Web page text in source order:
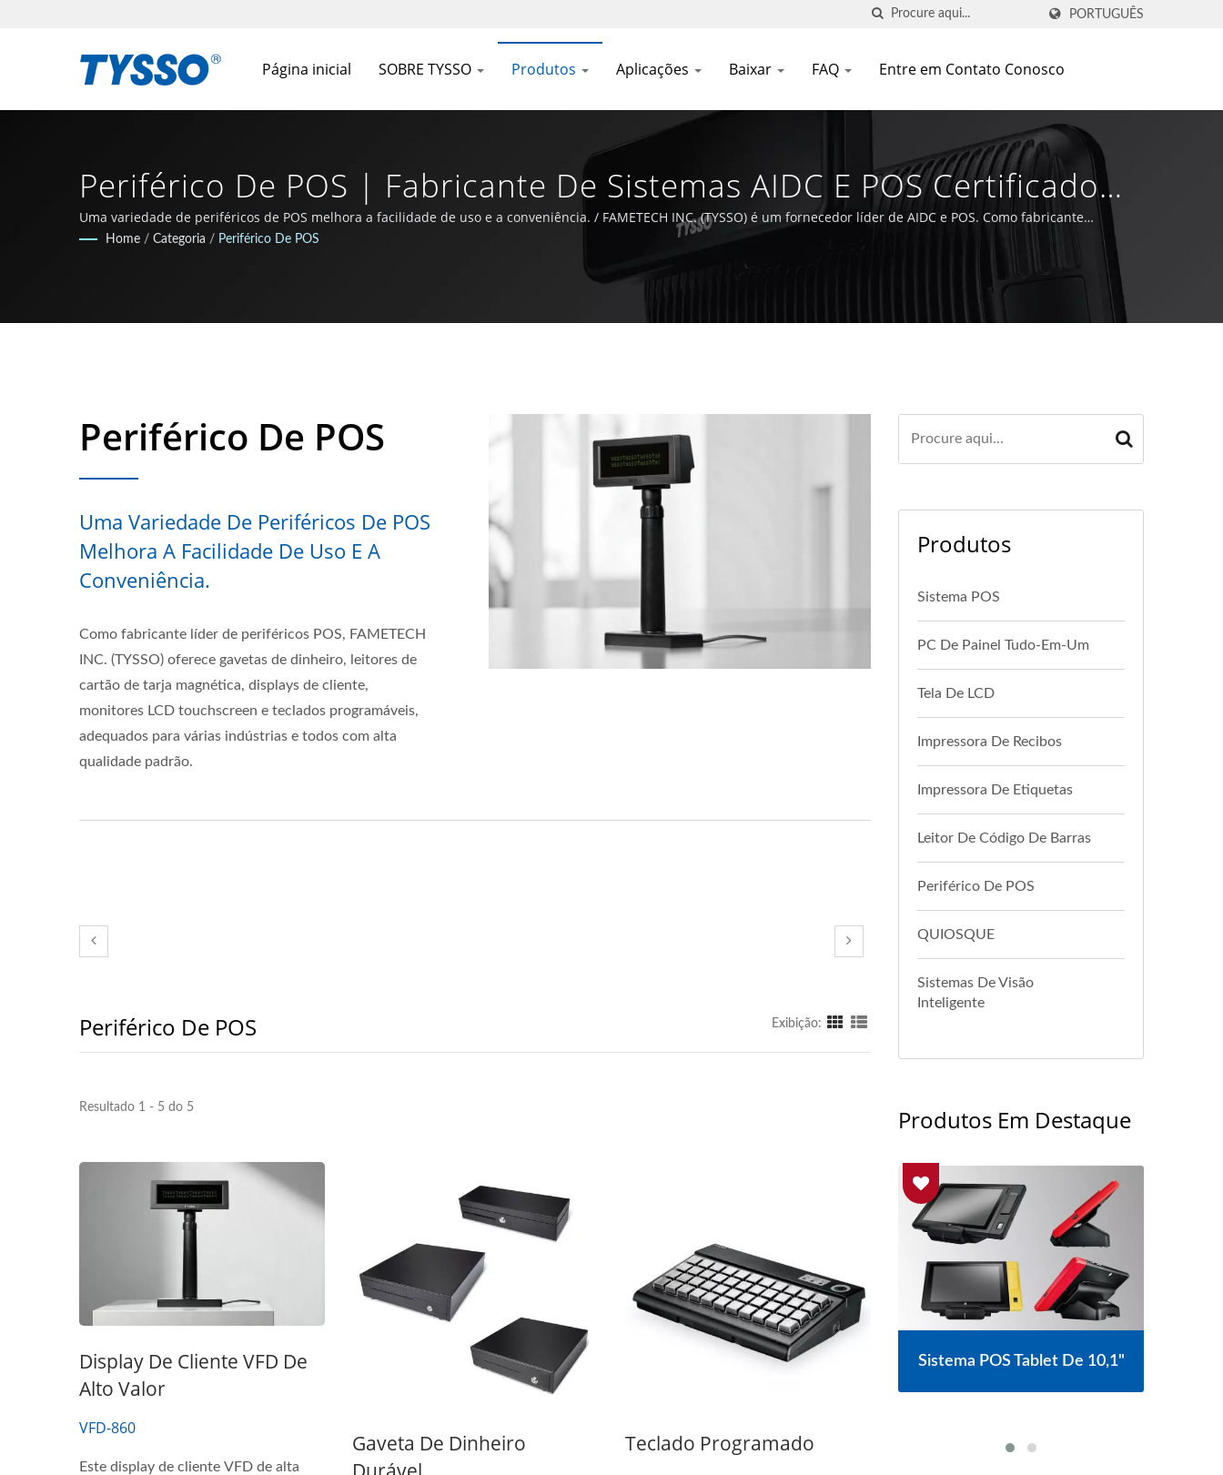
PORTUGUÊS
Página inicial SOBRE TYSSO Produtos Aplicações Baixar FAQ Entre em Contato Conosco
Periférico De POS | Fabricante De Sistemas AIDC E POS Certificado
ISO-9001 / 9002 | FAMETECH INC
Uma variedade de periféricos de POS melhora a facilidade de uso e a conveniência. / FAMETECH INC. (TYSSO) é um fornecedor líder de AIDC e POS. Como fabricante
certificado ISO-9001 / 9002, a empresa cresceu com uma sólida base de P&D e toda a equipe está comprometida em permanecer na vanguarda da tecnologia Auto-ID e POS.
Home / Categoria / Periférico De POS
Periférico De POS
Uma Variedade De Periféricos De POS
Melhora A Facilidade De Uso E A
Conveniência.
Como fabricante líder de periféricos POS, FAMETECH
INC. (TYSSO) oferece gavetas de dinheiro, leitores de
cartão de tarja magnética, displays de cliente,
monitores LCD touchscreen e teclados programáveis,
adequados para várias indústrias e todos com alta
qualidade padrão.
Periférico De POS Exibição:
Resultado 1 - 5 do 5
Display De Cliente VFD De
Alto Valor
VFD-860
Este display de cliente VFD de alta
Gaveta De Dinheiro
Teclado Programado
Produtos
Sistema POS
PC De Painel Tudo-Em-Um
Tela De LCD
Impressora De Recibos
Impressora De Etiquetas
Leitor De Código De Barras
Periférico De POS
QUIOSQUE
Sistemas De Visão
Inteligente
Produtos Em Destaque
Sistema POS Tablet De 10,1"
Sistema POS Sem Ventilador
Com Tela Touch De 15,6"
Sistema POS Tablet De 10,1"
Sistema POS Sem Ventilador
Com Tela Touch De 15,6"